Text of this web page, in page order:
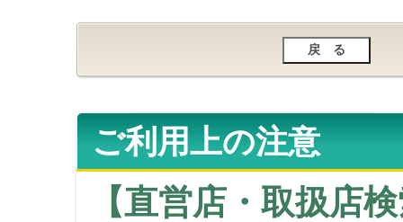
ご利用上の注意
【直営店・取扱店